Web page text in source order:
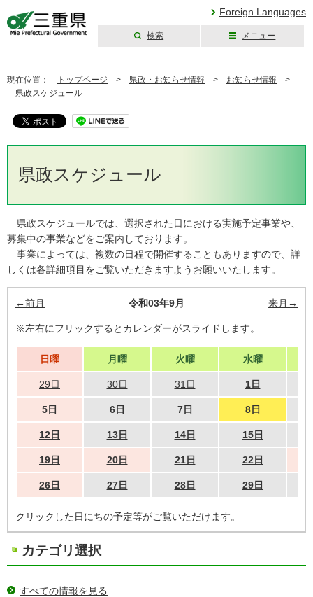
Foreign Languages
検索 メニュー
現在位置： トップページ > 県政・お知らせ情報 > お知らせ情報 >
県政スケジュール
県政スケジュール
県政スケジュールでは、選択された日における実施予定事業や、
募集中の事業などをご案内しております。
事業によっては、複数の日程で開催することもありますので、詳
しくは各詳細項目をご覧いただきますようお願いいたします。
←前月 令和03年9月 来月→
※左右にフリックするとカレンダーがスライドします。
日曜 月曜 火曜 水曜
29日 30日 31日 1日
5日 6日 7日 8日
12日 13日 14日 15日
19日 20日 21日 22日
26日 27日 28日 29日
クリックした日にちの予定等がご覧いただけます。
カテゴリ選択
すべての情報を見る